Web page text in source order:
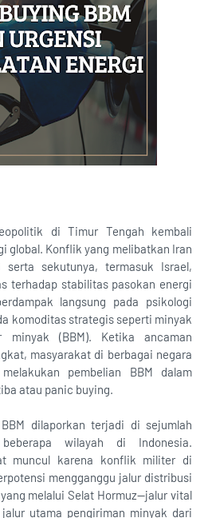
di Timur Tengah kembali
global. Konflik yang melibatkan Iran
serta sekutunya, termasuk Israel,
terhadap stabilitas pasokan energi
langsung pada psikologi
komoditas strategis seperti minyak
(BBM). Ketika ancaman
masyarakat di berbagai negara
pembelian BBM dalam
atau panic buying.
dilaporkan terjadi di sejumlah
wilayah di Indonesia.
muncul karena konflik militer di
mengganggu jalur distribusi
melalui Selat Hormuz—jalur vital
utama pengiriman minyak dari